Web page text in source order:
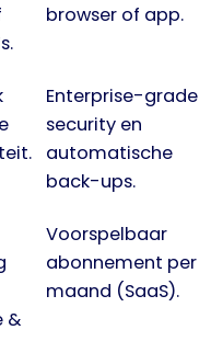
browser of app.
Enterprise-grade
security en
automatische
back-ups.
&
Voorspelbaar
abonnement per
maand (SaaS).